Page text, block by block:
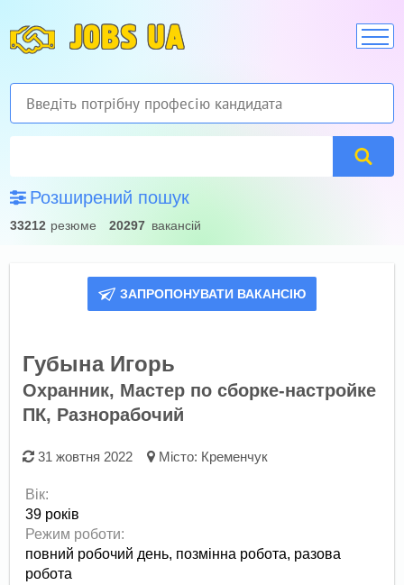
JOBS UA
Розширений пошук
33212 резюме 20297 вакансій
ЗАПРОПОНУВАТИ ВАКАНСІЮ
Губына Игорь
Охранник, Мастер по сборке-настройке
ПК, Разнорабочий
31 жовтня 2022 Місто: Кременчук
Вік:
39 років
Режим роботи:
повний робочий день, позмінна робота, разова
робота